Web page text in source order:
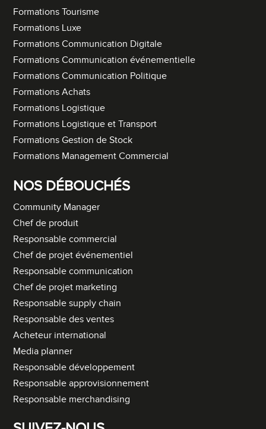
Formations Tourisme
Formations Luxe
Formations Communication Digitale
Formations Communication événementielle
Formations Communication Politique
Formations Achats
Formations Logistique
Formations Logistique et Transport
Formations Gestion de Stock
Formations Management Commercial
NOS DÉBOUCHÉS
Community Manager
Chef de produit
Responsable commercial
Chef de projet événementiel
Responsable communication
Chef de projet marketing
Responsable supply chain
Responsable des ventes
Acheteur international
Media planner
Responsable développement
Responsable approvisionnement
Responsable merchandising